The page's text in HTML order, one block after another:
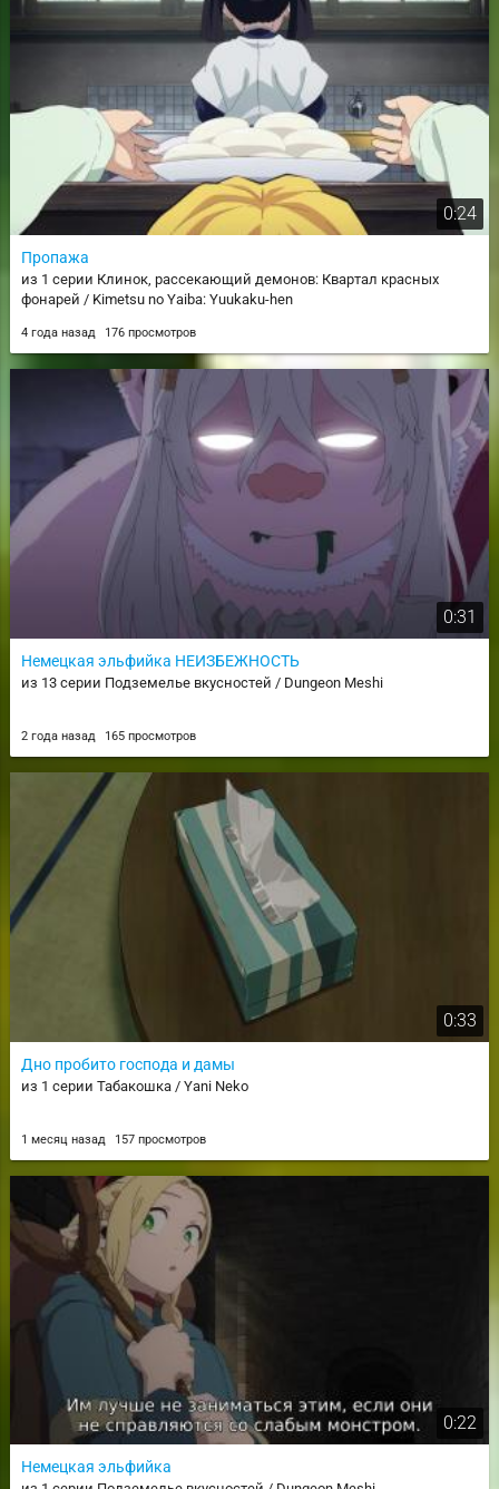
0:24
Пропажа
из 1 серии Клинок, рассекающий демонов: Квартал красных
фонарей / Kimetsu no Yaiba: Yuukaku-hen
4 года назад 176 просмотров
0:31
Немецкая эльфийка НЕИЗБЕЖНОСТЬ
из 13 серии Подземелье вкусностей / Dungeon Meshi
2 года назад 165 просмотров
0:33
Дно пробито господа и дамы
из 1 серии Табакошка / Yani Neko
1 месяц назад 157 просмотров
0:22
Немецкая эльфийка